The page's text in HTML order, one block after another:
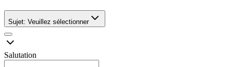
Sujet: Veuillez sélectionner
Salutation